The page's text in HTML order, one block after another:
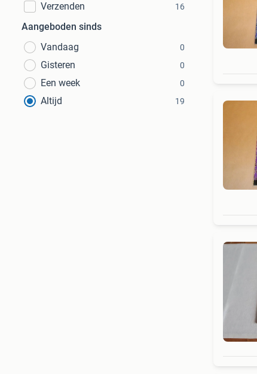
Verzenden 16
Aangeboden sinds
Vandaag
0
Gisteren 0
Een week 0
Altijd 19